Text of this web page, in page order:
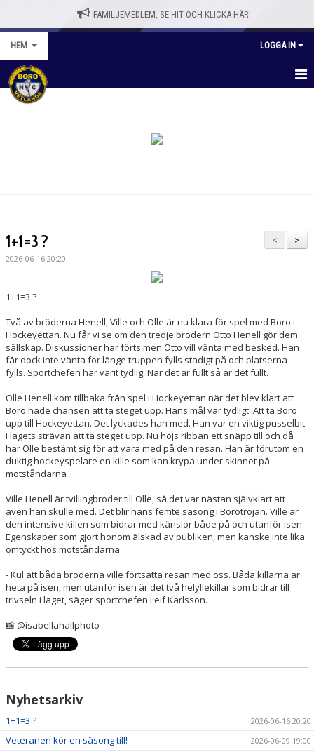
FAMILJEMEDLEM, SE HIT OCH KLICKA HÄR!
HEM LOGGA IN
HEM
KALENDER
MATCHER
TABELL A-LAG
SVENSK HOCKEY TV
SWISH
DOKUMENT
>
<
1+1=3 ?
2026-06-16 20:20
1+1=3 ?
Två av bröderna Henell, Ville och Olle är nu klara för spel med Boro i
Hockeyettan. Nu får vi se om den tredje brodern Otto Henell gör dem
sällskap. Diskussioner har förts men Otto vill vänta med besked. Han
får dock inte vänta för länge truppen fylls stadigt på och platserna
fylls. Sportchefen har varit tydlig. När det är fullt så är det fullt.
Olle Henell kom tillbaka från spel i Hockeyettan när det blev klart att
Boro hade chansen att ta steget upp. Hans mål var tydligt. Att ta Boro
upp till Hockeyettan. Det lyckades han med. Han var en viktig pusselbit
i lagets strävan att ta steget upp. Nu höjs ribban ett snäpp till och då
har Olle bestämt sig för att vara med på den resan. Han är förutom en
duktig hockeyspelare en kille som kan krypa under skinnet på
motståndarna
Ville Henell är tvillingbroder till Olle, så det var nästan självklart att
även han skulle med. Det blir hans femte säsong i Borotröjan. Ville är
den intensive killen som bidrar med känslor både på och utanför isen.
Egenskaper som gjort honom älskad av publiken, men kanske inte lika
omtyckt hos motståndarna.
- Kul att båda bröderna ville fortsätta resan med oss. Båda killarna är
heta på isen, men utanför isen är det två helyllekillar som bidrar till
trivseln i laget, säger sportchefen Leif Karlsson.
📸@isabellahallphoto
Nyhetsarkiv
1+1=3 ? 2026-06-16 20:20
Veteranen kör en säsong till! 2026-06-09 19:00